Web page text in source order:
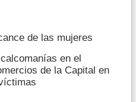
de las mujeres
en el
de la Capital en